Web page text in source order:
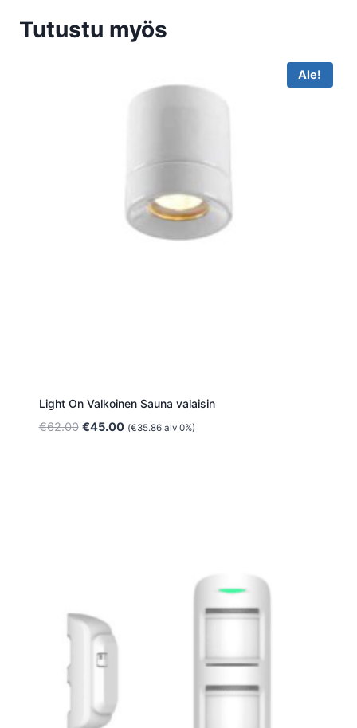
Tutustu myös
Ale!
Light On Valkoinen Sauna valaisin
€62.00 Alkuperäinen
€45.00Nykyinen
(€35.86alv 0%)